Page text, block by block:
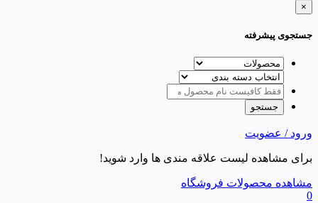
×
جستجوی پیشرفته
ورود / عضویت
برای مشاهده لیست علاقه مندی ها وارد شوید!
مشاهده محصولات فروشگاه
0